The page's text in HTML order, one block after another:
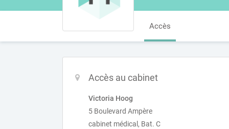
Accès
Accès au cabinet
Victoria Hoog
5 Boulevard Ampère
cabinet médical, Bat. C